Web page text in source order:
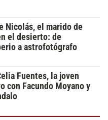
Nicolás, el marido de
el desierto: de
a astrofotógrafo
Fuentes, la joven
con Facundo Moyano y